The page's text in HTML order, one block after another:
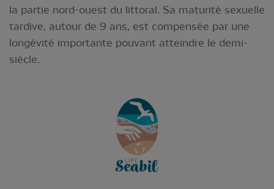
la partie nord-ouest du littoral. Sa maturité sexuelle
tardive, autour de 9 ans, est compensée par une
longévité importante pouvant atteindre le demi-
siècle.